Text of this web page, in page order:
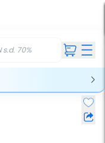
s.d. 70%